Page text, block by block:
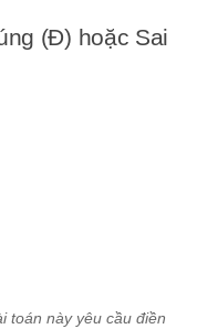
(Đ) hoặc Sai
toán này yêu cầu điền